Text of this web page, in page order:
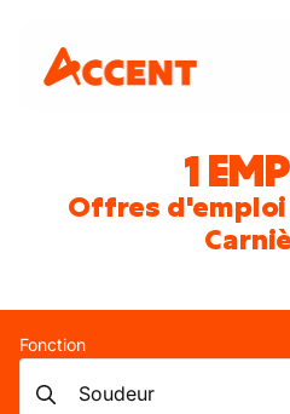
1
Offres d'emploi
Fonction